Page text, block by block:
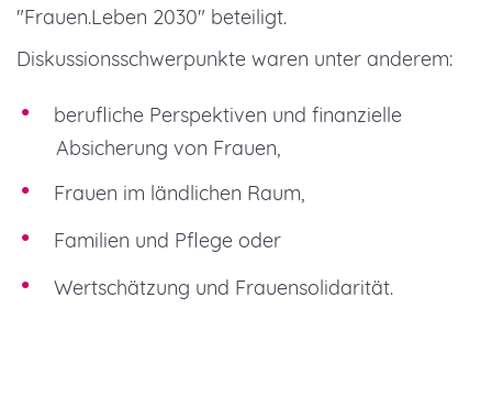
"Frauen.Leben 2030" beteiligt.
Diskussionsschwerpunkte waren unter anderem:
berufliche Perspektiven und finanzielle
Absicherung von Frauen,
Frauen im ländlichen Raum,
Familien und Pflege oder
Wertschätzung und Frauensolidarität.